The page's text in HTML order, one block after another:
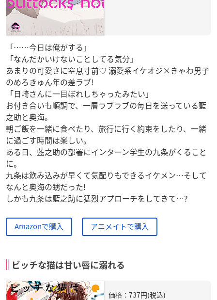
「……今日は俺がする」
「なんだかいけないことしてる気分」
あまりの可愛さに窒息寸前♡ 溺愛系イケオジ×きゃわ男子
のめろきゅん年の差ラブ!
「日崎さんに一目ぼれしちゃったみたい」
お付き合いも順調で、一層ラブラブの毎日を送っている藍
之助と奥海。
朝ご飯を一緒に食べたり、旅行に行く約束をしたり、一緒
に過ごす時間は楽しい。
ある日、藍之助の部署にインターン学生の九条がくること
に。
九条は飲み込みが早くて気配りもできるイケメン…そして
なんと奥海の甥だった!
しかも九条は藍之助に猛烈アプローチをしてきて…?
Amazonで購入 アニメイトで購入
ビッチな猫は甘い唇に溺れる
価格：737円(税込)